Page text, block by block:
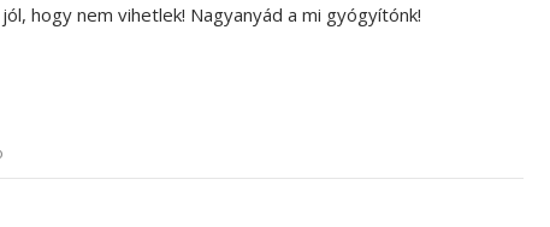
hogy nem vihetlek! Nagyanyád a mi gyógyítónk!